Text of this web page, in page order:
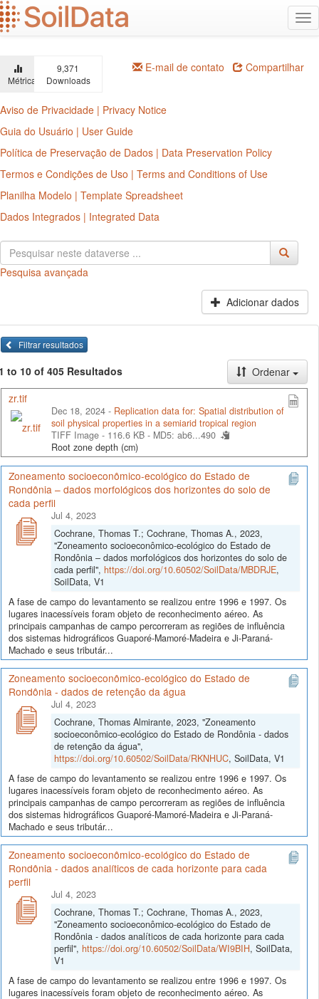
Ir
para
o
principal
Métricas
9,371
Downloads
E-mail de contato Compartilhar
Aviso de Privacidade | Privacy Notice
Guia do Usuário | User Guide
Política de Preservação de Dados | Data Preservation Policy
Termos e Condições de Uso | Terms and Conditions of Use
Planilha Modelo | Template Spreadsheet
Dados Integrados | Integrated Data
Pesquisa avançada
Adicionar dados
Filtrar resultados
to 10 of 405 Resultados
Ordenar
zr.tif
Dec 18, 2024 - Replication data for: Spatial distribution of
soil physical properties in a semiarid tropical region
TIFF Image - 116.6 KB - MD5: ab6...490
Root zone depth (cm)
Zoneamento socioeconômico-ecológico do Estado de
Rondônia – dados morfológicos dos horizontes do solo de
cada perfil
Jul 4, 2023
Cochrane, Thomas T.; Cochrane, Thomas A., 2023,
"Zoneamento socioeconômico-ecológico do Estado de
Rondônia – dados morfológicos dos horizontes do solo de
cada perfil", https://doi.org/10.60502/SoilData/MBDRJE,
SoilData, V1
A fase de campo do levantamento se realizou entre 1996 e 1997. Os
lugares inacessíveis foram objeto de reconhecimento aéreo. As
principais campanhas de campo percorreram as regiões de influência
dos sistemas hidrográficos Guaporé-Mamoré-Madeira e Ji-Paraná-
Machado e seus tributár...
Zoneamento socioeconômico-ecológico do Estado de
Rondônia - dados de retenção da água
Jul 4, 2023
Cochrane, Thomas Almirante, 2023, "Zoneamento
socioeconômico-ecológico do Estado de Rondônia - dados
de retenção da água",
https://doi.org/10.60502/SoilData/RKNHUC, SoilData, V1
A fase de campo do levantamento se realizou entre 1996 e 1997. Os
lugares inacessíveis foram objeto de reconhecimento aéreo. As
principais campanhas de campo percorreram as regiões de influência
dos sistemas hidrográficos Guaporé-Mamoré-Madeira e Ji-Paraná-
Machado e seus tributár...
Zoneamento socioeconômico-ecológico do Estado de
Rondônia - dados analíticos de cada horizonte para cada
perfil
Jul 4, 2023
Cochrane, Thomas T.; Cochrane, Thomas A., 2023,
"Zoneamento socioeconômico-ecológico do Estado de
Rondônia - dados analíticos de cada horizonte para cada
perfil", https://doi.org/10.60502/SoilData/WI9BIH, SoilData,
V1
A fase de campo do levantamento se realizou entre 1996 e 1997. Os
lugares inacessíveis foram objeto de reconhecimento aéreo. As